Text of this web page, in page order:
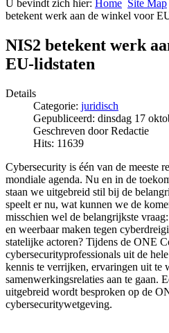
U bevindt zich hier: Home Site Map
betekent werk aan de winkel voor
NIS2 betekent werk
EU-lidstaten
Details
Categorie: juridisch
Gepubliceerd: dinsdag 17
Geschreven door Redactie
Hits: 11639
Cybersecurity is één van de meeste
mondiale agenda. Nu en in de
staan we uitgebreid stil bij de
speelt er nu, wat kunnen we de
misschien wel de belangrijkste
en weerbaar maken tegen
statelijke actoren? Tijdens de ONE
cybersecurityprofessionals uit de
kennis te verrijken, ervaringen uit te
samenwerkingsrelaties aan te gaan.
uitgebreid wordt besproken op de
cybersecuritywetgeving.